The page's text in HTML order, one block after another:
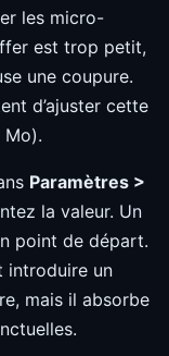
les micro-
est trop petit,
une coupure.
d’ajuster cette
Mo).
Paramètres >
la valeur. Un
point de départ.
introduire un
mais il absorbe